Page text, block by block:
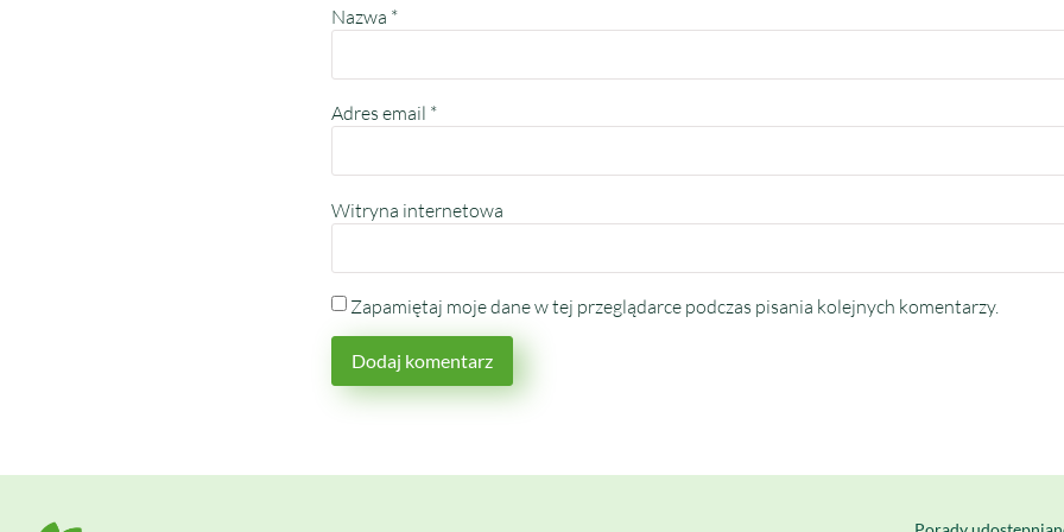
Nazwa *
Adres email *
Witryna internetowa
Zapamiętaj moje dane w tej przeglądarce podczas pisania kolejnych komentarzy.